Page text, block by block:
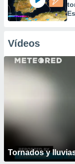
Vídeos
Tornados y